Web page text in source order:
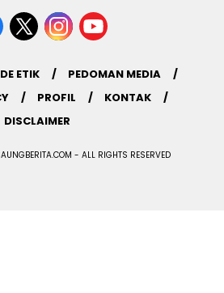
ETIK
PEDOMAN MEDIA
PROFIL
KONTAK
DISCLAIMER
- ALL RIGHTS RESERVED